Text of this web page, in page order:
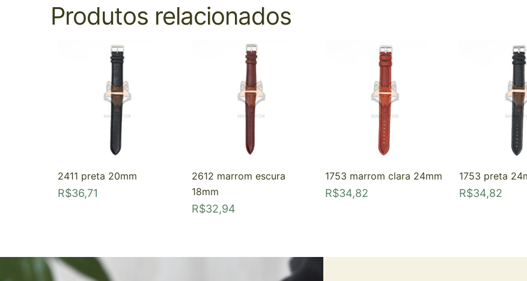
Produtos relacionados
2411 preta 20mm
R$36,71
2612 marrom escura
18mm
R$32,94
1753 marrom clara 24mm
R$34,82
1753 preta
R$34,82